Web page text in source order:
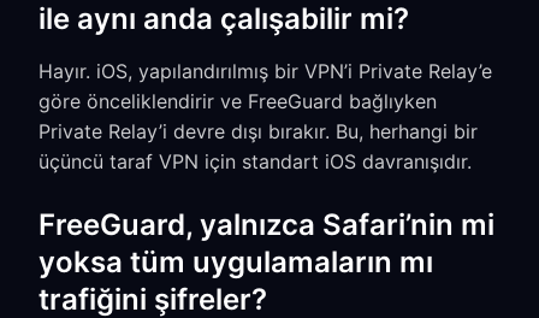
ile aynı anda çalışabilir mi?
Hayır. iOS, yapılandırılmış bir VPN’i Private Relay’e
göre önceliklendirir ve FreeGuard bağlıyken
Private Relay’i devre dışı bırakır. Bu, herhangi bir
üçüncü taraf VPN için standart iOS davranışıdır.
FreeGuard, yalnızca Safari’nin mi
yoksa tüm uygulamaların mı
trafiğini şifreler?